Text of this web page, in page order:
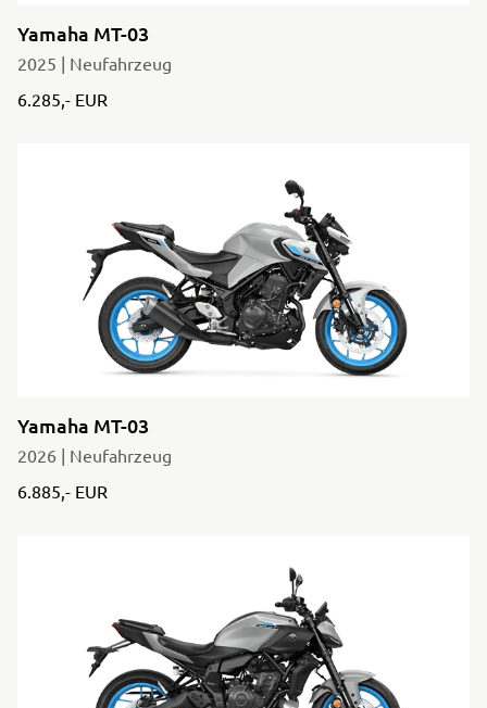
Yamaha MT-03
2025 | Neufahrzeug
6.285,- EUR
Yamaha MT-03
2026 | Neufahrzeug
6.885,- EUR